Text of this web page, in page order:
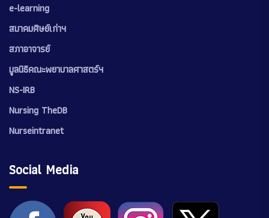
e-learning
สมาคมศิษย์เก่าฯ
สภาอาจารย์
มูลนิธิคณะพยาบาลศาสตร์ฯ
NS-IRB
Nursing TheDB
Nurseintranet
Social Media